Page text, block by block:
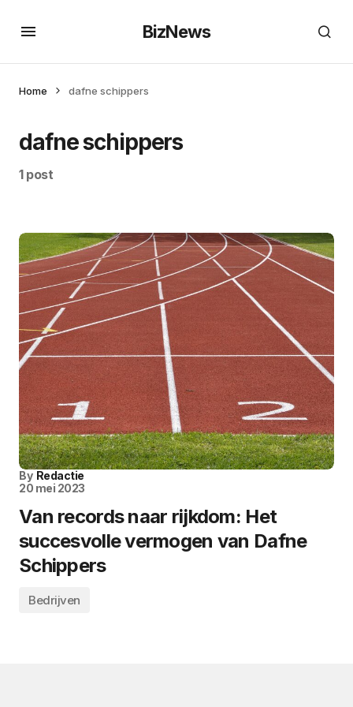
BizNews
Home dafne schippers
dafne schippers
1 post
By Redactie
20 mei 2023
Van records naar rijkdom: Het
succesvolle vermogen van Dafne
Schippers
Bedrijven